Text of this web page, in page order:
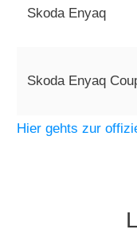
Skoda Enyaq
Skoda Enyaq
Hier gehts zur